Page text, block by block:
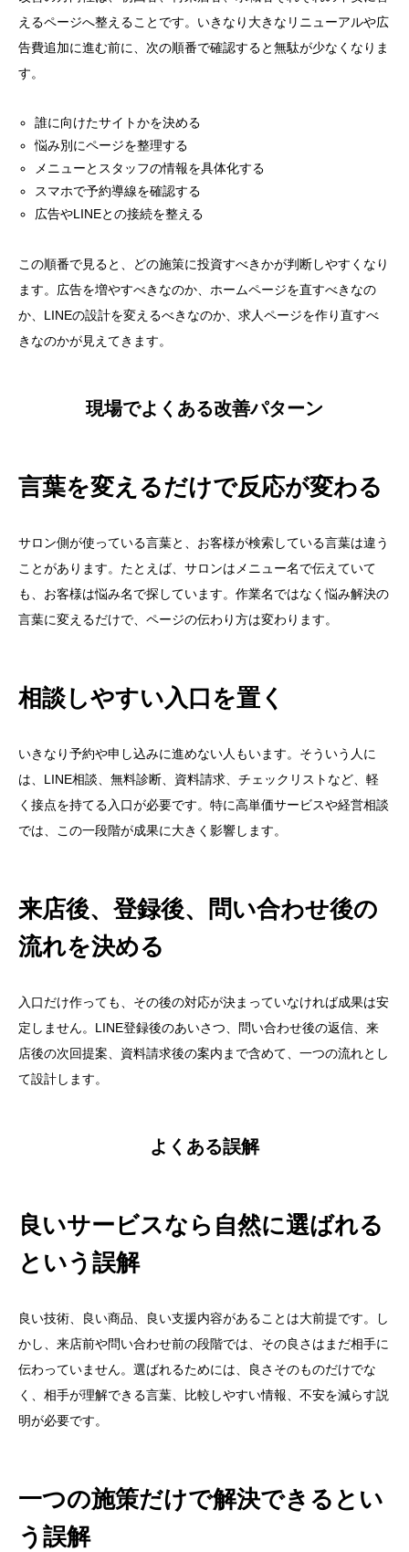
えるページへ整えることです。いきなり大きなリニューアルや広
告費追加に進む前に、次の順番で確認すると無駄が少なくなりま
す。
誰に向けたサイトかを決める
悩み別にページを整理する
メニューとスタッフの情報を具体化する
スマホで予約導線を確認する
広告やLINEとの接続を整える
この順番で見ると、どの施策に投資すべきかが判断しやすくなり
ます。広告を増やすべきなのか、ホームページを直すべきなの
か、LINEの設計を変えるべきなのか、求人ページを作り直すべ
きなのかが見えてきます。
現場でよくある改善パターン
言葉を変えるだけで反応が変わる
サロン側が使っている言葉と、お客様が検索している言葉は違う
ことがあります。たとえば、サロンはメニュー名で伝えていて
も、お客様は悩み名で探しています。作業名ではなく悩み解決の
言葉に変えるだけで、ページの伝わり方は変わります。
相談しやすい入口を置く
いきなり予約や申し込みに進めない人もいます。そういう人に
は、LINE相談、無料診断、資料請求、チェックリストなど、軽
く接点を持てる入口が必要です。特に高単価サービスや経営相談
では、この一段階が成果に大きく影響します。
来店後、登録後、問い合わせ後の
流れを決める
入口だけ作っても、その後の対応が決まっていなければ成果は安
定しません。LINE登録後のあいさつ、問い合わせ後の返信、来
店後の次回提案、資料請求後の案内まで含めて、一つの流れとし
て設計します。
よくある誤解
良いサービスなら自然に選ばれる
という誤解
良い技術、良い商品、良い支援内容があることは大前提です。し
かし、来店前や問い合わせ前の段階では、その良さはまだ相手に
伝わっていません。選ばれるためには、良さそのものだけでな
く、相手が理解できる言葉、比較しやすい情報、不安を減らす説
明が必要です。
一つの施策だけで解決できるとい
う誤解